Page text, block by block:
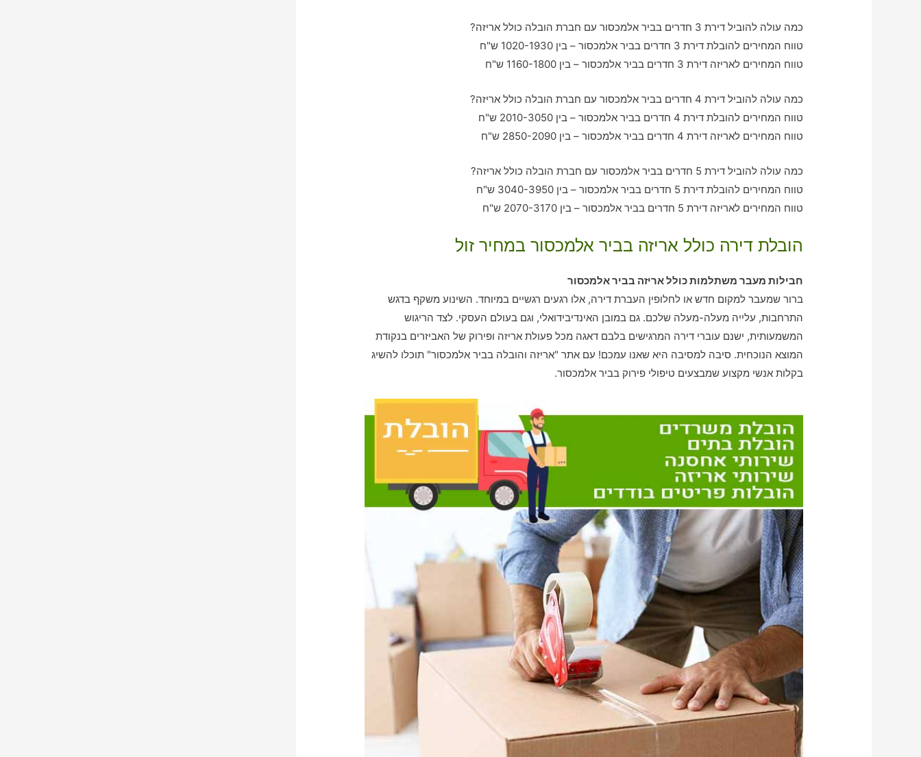
כמה עולה להוביל דירת 3 חדרים בביר אלמכסור עם חברת הובלה כולל אריזה?
טווח המחירים להובלת דירת 3 חדרים בביר אלמכסור – בין 1020-1930 ש"ח
טווח המחירים לאריזה דירת 3 חדרים בביר אלמכסור – בין 1160-1800 ש"ח
כמה עולה להוביל דירת 4 חדרים בביר אלמכסור עם חברת הובלה כולל אריזה?
טווח המחירים להובלת דירת 4 חדרים בביר אלמכסור – בין 2010-3050 ש"ח
טווח המחירים לאריזה דירת 4 חדרים בביר אלמכסור – בין 2850-2090 ש"ח
כמה עולה להוביל דירת 5 חדרים בביר אלמכסור עם חברת הובלה כולל אריזה?
טווח המחירים להובלת דירת 5 חדרים בביר אלמכסור – בין 3040-3950 ש"ח
טווח המחירים לאריזה דירת 5 חדרים בביר אלמכסור – בין 2070-3170 ש"ח
הובלת דירה כולל אריזה בביר אלמכסור במחיר זול
חבילות מעבר משתלמות כולל אריזה בביר אלמכסור
ברור שמעבר למקום חדש או לחלופין העברת דירה, אלו רגעים רגשיים במיוחד. השינוע משקף בדגש
התרחבות, עלייה מעלה-מעלה שלכם. גם במובן האינדיבידואלי, וגם בעולם העסקי. לצד הריגוש
המשמעותית, ישנם עוברי דירה המרגישים בלבם דאגה מכל פעולת אריזה ופירוק של האביזרים בנקודת
המוצא הנוכחית. סיבה למסיבה היא שאנו עמכם! עם אתר "אריזה והובלה בביר אלמכסור" תוכלו להשיג
בקלות אנשי מקצוע שמבצעים טיפולי פירוק בביר אלמכסור.